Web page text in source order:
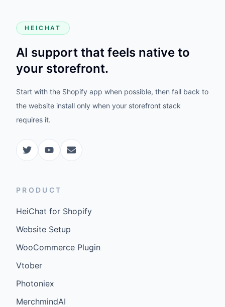
HEICHAT
AI support that feels native to
your storefront.
Start with the Shopify app when possible, then fall back to
the website install only when your storefront stack
requires it.
PRODUCT
HeiChat for Shopify
Website Setup
WooCommerce Plugin
Vtober
Photoniex
MerchmindAI